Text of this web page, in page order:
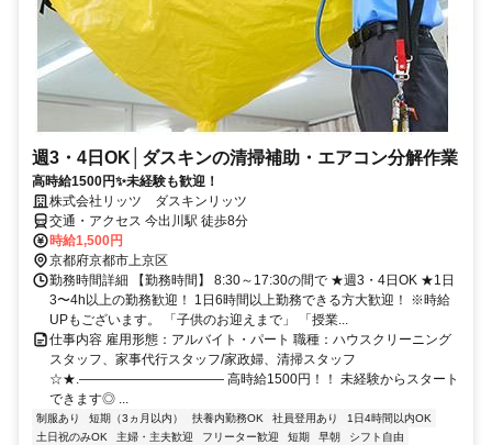
週3・4日OK│ダスキンの清掃補助・エアコン分解作業
高時給1500円✨未経験も歓迎！
株式会社リッツ ダスキンリッツ
交通・アクセス 今出川駅 徒歩8分
時給1,500円
京都府京都市上京区
勤務時間詳細 【勤務時間】 8:30～17:30の間で ★週3・4日OK ★1日
3〜4h以上の勤務歓迎！ 1日6時間以上勤務できる方大歓迎！ ※時給
UPもございます。 「子供のお迎えまで」 「授業...
仕事内容 雇用形態：アルバイト・パート 職種：ハウスクリーニング
スタッフ、家事代行スタッフ/家政婦、清掃スタッフ
☆★.――――――――――― 高時給1500円！！ 未経験からスタート
できます◎ ...
制服あり 短期（3ヵ月以内） 扶養内勤務OK 社員登用あり
1日4時間以内OK
土日祝のみOK
主婦・主夫歓迎 フリーター歓迎 短期 早朝
シフト自由